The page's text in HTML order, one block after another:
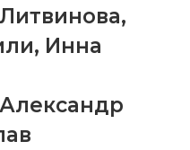
,
, Инна
Александр